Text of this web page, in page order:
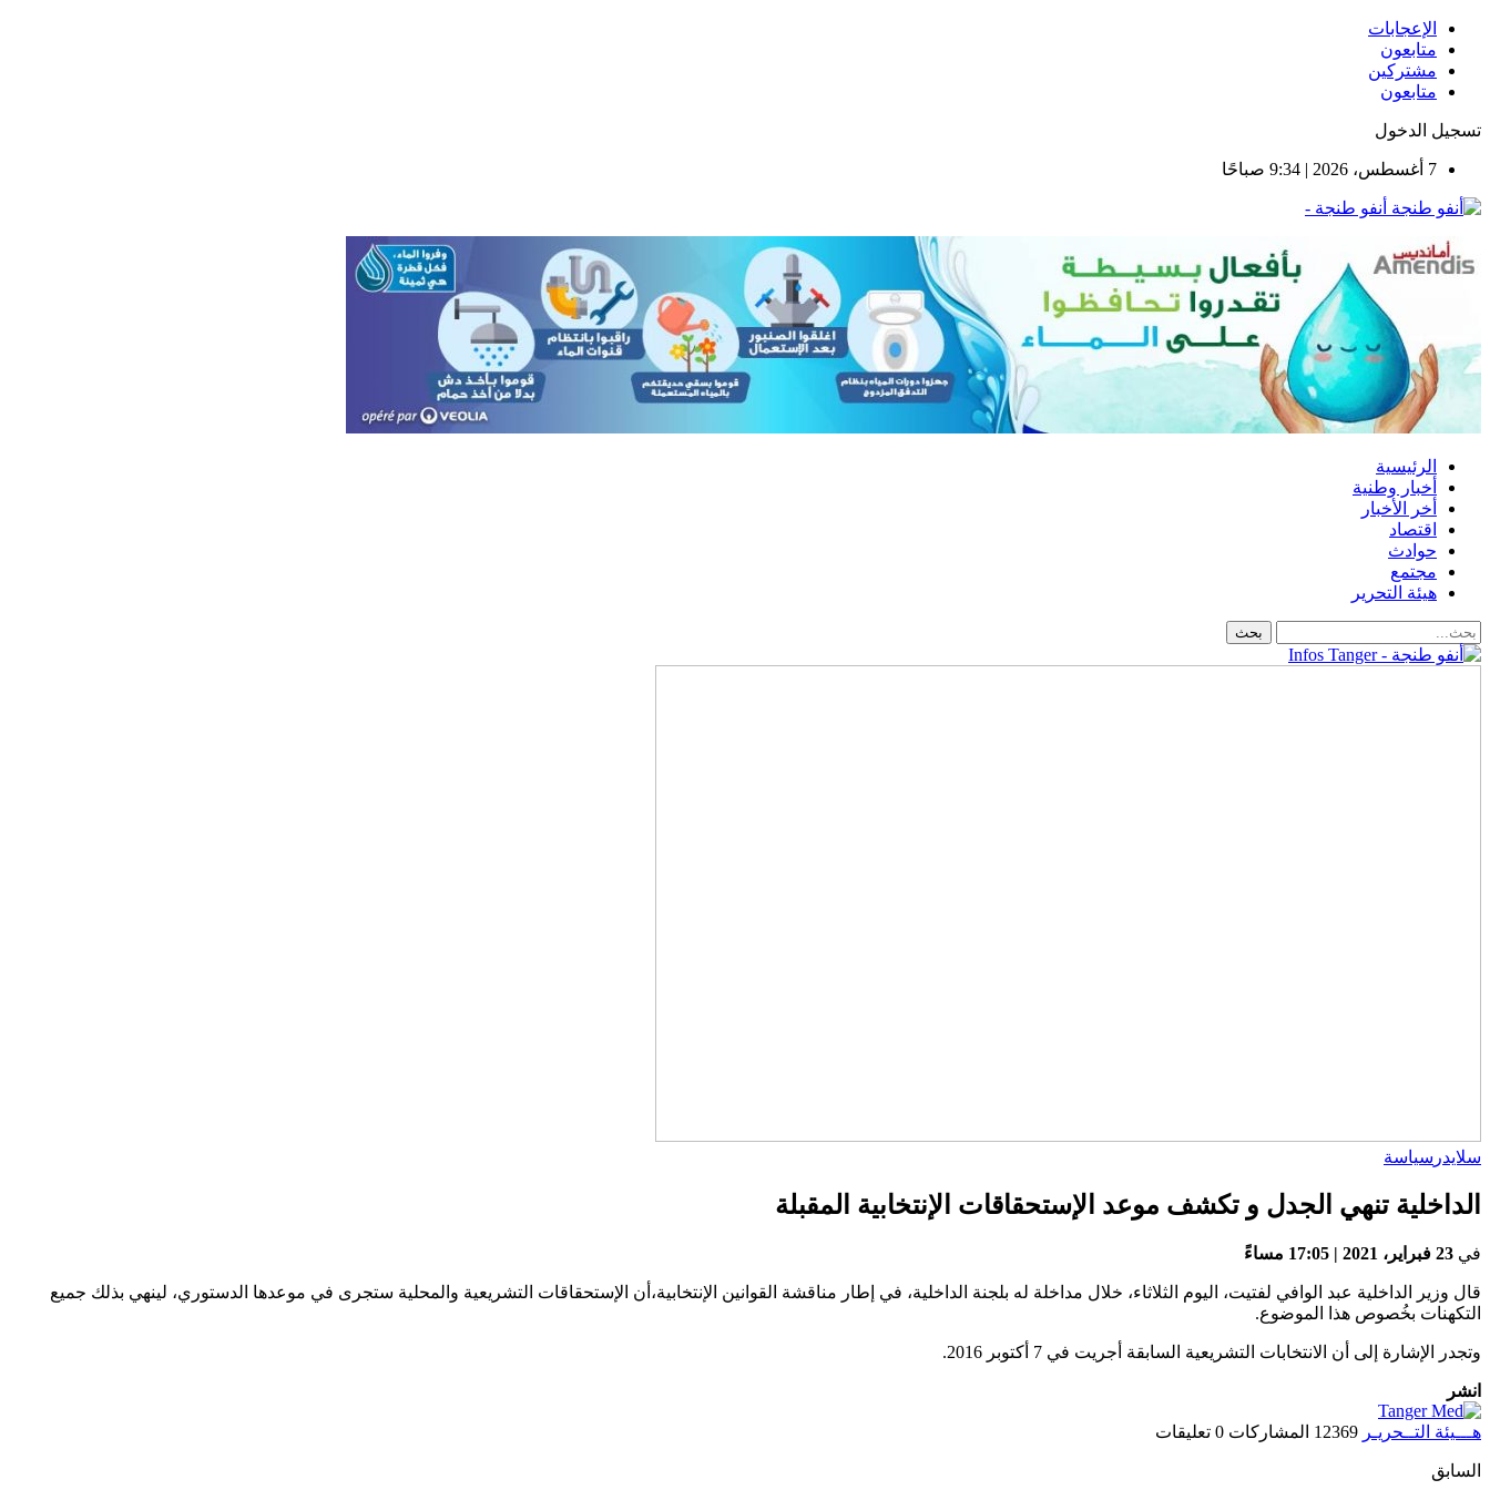
الإعجابات
متابعون
مشتركين
متابعون
تسجيل الدخول
7 أغسطس، 2026 | 9:34 صباحًا
أنفو طنجة -
الرئيسية
أخبار وطنية
أخر الأخبار
اقتصاد
حوادث
مجتمع
هيئة التحرير
سلايدر سياسة
الداخلية تنهي الجدل و تكشف موعد الإستحقاقات الإنتخابية المقبلة
في 23 فبراير، 2021 | 17:05 مساءً
قال وزير الداخلية عبد الوافي لفتيت، اليوم الثلاثاء، خلال مداخلة له بلجنة الداخلية، في إطار مناقشة القوانين الإنتخابية،أن الإستحقاقات التشريعية والمحلية ستجرى في موعدها الدستوري، لينهي بذلك جميع
التكهنات بخُصوص هذا الموضوع.
وتجدر الإشارة إلى أن الانتخابات التشريعية السابقة أجريت في 7 أكتوبر 2016.
انشر
هـــيئة التــحريـر 12369 المشاركات 0 تعليقات
السابق